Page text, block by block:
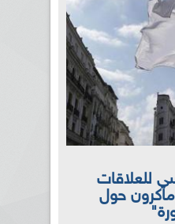
للعلاقات
حول